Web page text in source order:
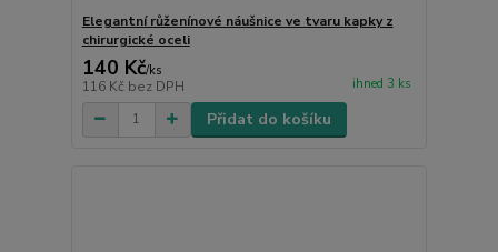
Elegantní růženínové náušnice ve tvaru kapky z
chirurgické oceli
140 Kč/ks
116 Kč bez DPH ihned 3 ks
Přidat do košíku